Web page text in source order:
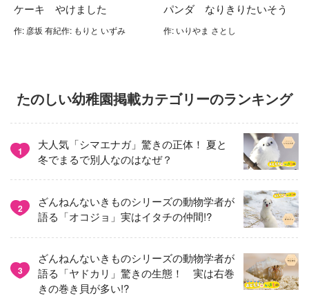
ケーキ やけました
作: 彦坂 有紀作: もりと いずみ
パンダ なりきりたいそう
作: いりやま さとし
たのしい幼稚園掲載カテゴリーのランキング
1
大人気「シマエナガ」驚きの正体！ 夏と
冬でまるで別人なのはなぜ？
2
ざんねんないきものシリーズの動物学者が
語る「オコジョ」実はイタチの仲間!?
3
ざんねんないきものシリーズの動物学者が
語る「ヤドカリ」驚きの生態！ 実は右巻
きの巻き貝が多い!?